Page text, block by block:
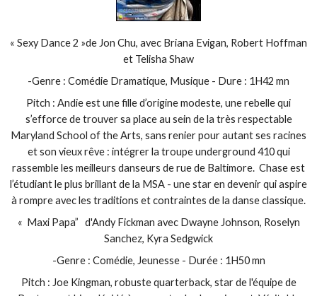
« Sexy Dance 2 »de Jon Chu, avec Briana Evigan, Robert Hoffman
et Telisha Shaw
-Genre : Comédie Dramatique, Musique - Dure : 1H42 mn
Pitch : Andie est une fille d’origine modeste, une rebelle qui
s’efforce de trouver sa place au sein de la très respectable
Maryland School of the Arts, sans renier pour autant ses racines
et son vieux rêve : intégrer la troupe underground 410 qui
rassemble les meilleurs danseurs de rue de Baltimore. Chase est
l’étudiant le plus brillant de la MSA - une star en devenir qui aspire
à rompre avec les traditions et contraintes de la danse classique.
« Maxi Papa” d'Andy Fickman avec Dwayne Johnson, Roselyn
Sanchez, Kyra Sedgwick
-Genre : Comédie, Jeunesse - Durée : 1H50 mn
Pitch : Joe Kingman, robuste quarterback, star de l'équipe de